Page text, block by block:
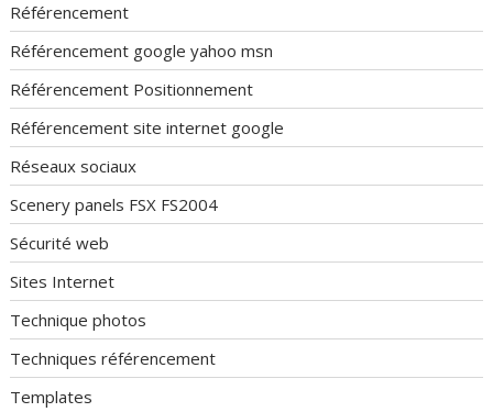
Référencement
Référencement google yahoo msn
Référencement Positionnement
Référencement site internet google
Réseaux sociaux
Scenery panels FSX FS2004
Sécurité web
Sites Internet
Technique photos
Techniques référencement
Templates